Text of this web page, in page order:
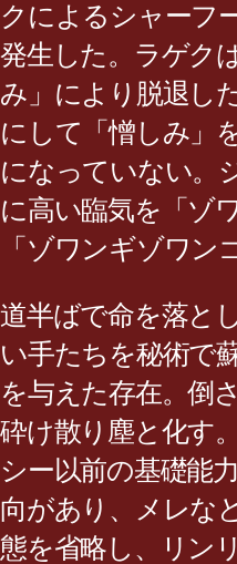
クによるシャーフ
発生した。ラゲク
み」により脱退し
にして「憎しみ」
になっていない。
に高い臨気を「ゾ
「ゾワンギゾワン
道半ばで命を落と
い手たちを秘術で
を与えた存在。倒
砕け散り塵と化す
シー以前の基礎能
向があり、メレな
態を省略し、リン